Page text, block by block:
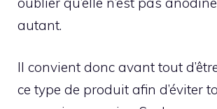
autant.
Il convient donc avant tout
ce type de produit afin d’éviter